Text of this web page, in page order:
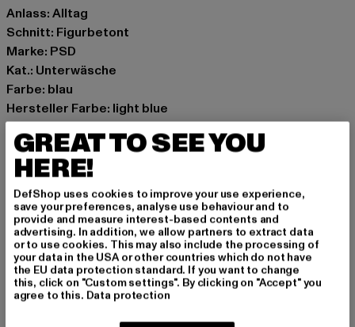
Anlass: Alltag
Schnitt: Figurbetont
Marke: PSD
Kat.: Unterwäsche
Farbe: blau
Hersteller Farbe: light blue
Materialzusammensetzung: 47% Baumwolle, 47% Modal,
6% Elasthan
Art.Nr: 125480038-01851
Hersteller: Chusaja GmbH |support@psdunderwear.com
Gabriel von Seidl Straße 31D | 82031 Grünwald | DE
GRÖSSE & PASSFORM
GREAT TO SEE YOU
HERE!
DefShop uses cookies to improve your use experience,
save your preferences, analyse use behaviour and to
provide and measure interest-based contents and
advertising. In addition, we allow partners to extract data
or to use cookies. This may also include the processing of
your data in the USA or other countries which do not have
the EU data protection standard. If you want to change
this, click on "Custom settings". By clicking on "Accept" you
agree to this. Data protection